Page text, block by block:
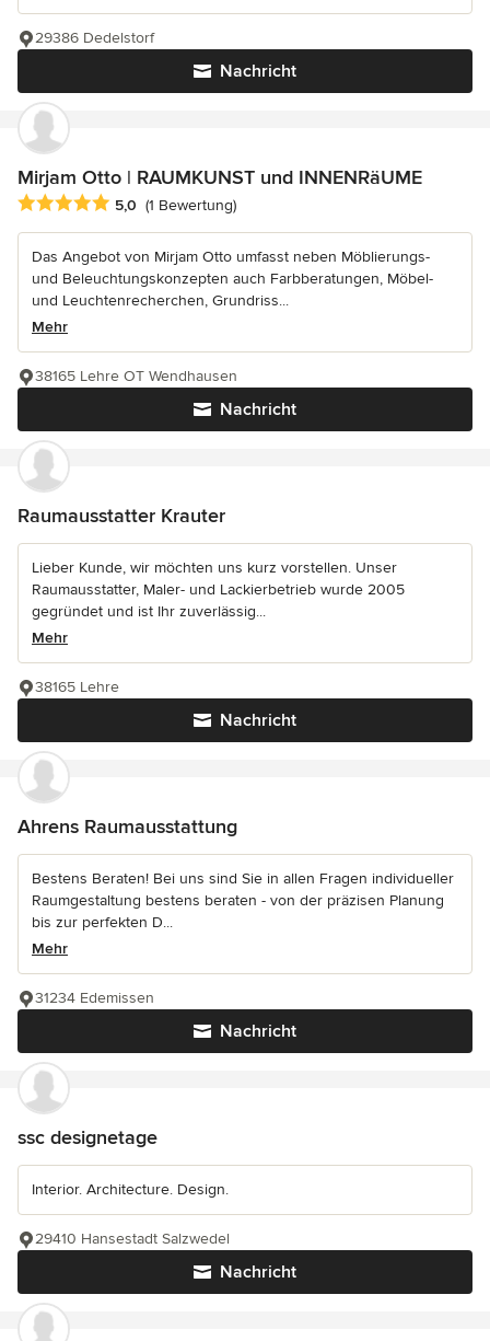
Nachricht
29386 Dedelstorf
Mirjam Otto | RAUMKUNST und INNENRäUME
Durchschnittliche Bewertung: 5 von 5 Sternen
5,0 (1 Bewertung)
Das Angebot von Mirjam Otto umfasst neben Möblierungs-
und Beleuchtungskonzepten auch Farbberatungen, Möbel-
und Leuchtenrecherchen, Grundriss...
Mehr
Nachricht
38165 Lehre OT Wendhausen
Raumausstatter Krauter
Lieber Kunde, wir möchten uns kurz vorstellen. Unser
Raumausstatter, Maler- und Lackierbetrieb wurde 2005
gegründet und ist Ihr zuverlässig...
Mehr
Nachricht
38165 Lehre
Ahrens Raumausstattung
Bestens Beraten! Bei uns sind Sie in allen Fragen individueller
Raumgestaltung bestens beraten - von der präzisen Planung
bis zur perfekten D...
Mehr
Nachricht
31234 Edemissen
ssc designetage
Interior. Architecture. Design.
Nachricht
29410 Hansestadt Salzwedel